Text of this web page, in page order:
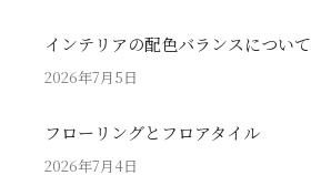
インテリアの配色バランスについて
2026年7月5日
フローリングとフロアタイル
2026年7月4日